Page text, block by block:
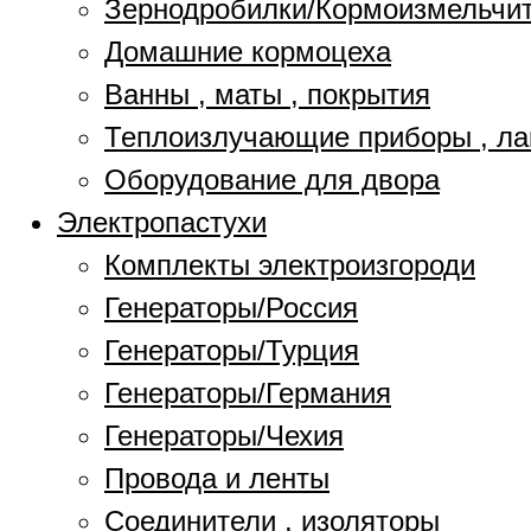
Зернодробилки/
Домашние кормоцеха
Ванны , маты , покрытия
Теплоизлучающие приборы ,
Оборудование для двора
Электропастухи
Комплекты электроизгороди
Генераторы/Россия
Генераторы/Турция
Генераторы/Германия
Генераторы/Чехия
Провода и ленты
Соединители , изоляторы